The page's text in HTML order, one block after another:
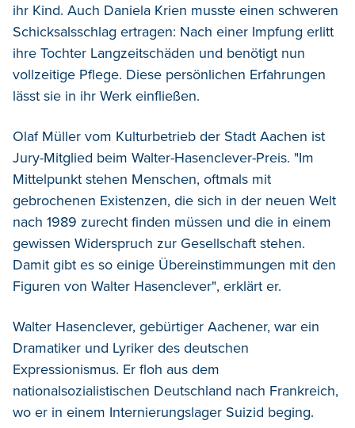
ihr Kind. Auch Daniela Krien musste einen schweren
Schicksalsschlag ertragen: Nach einer Impfung erlitt
ihre Tochter Langzeitschäden und benötigt nun
vollzeitige Pflege. Diese persönlichen Erfahrungen
lässt sie in ihr Werk einfließen.
Olaf Müller vom Kulturbetrieb der Stadt Aachen ist
Jury-Mitglied beim Walter-Hasenclever-Preis. "Im
Mittelpunkt stehen Menschen, oftmals mit
gebrochenen Existenzen, die sich in der neuen Welt
nach 1989 zurecht finden müssen und die in einem
gewissen Widerspruch zur Gesellschaft stehen.
Damit gibt es so einige Übereinstimmungen mit den
Figuren von Walter Hasenclever", erklärt er.
Walter Hasenclever, gebürtiger Aachener, war ein
Dramatiker und Lyriker des deutschen
Expressionismus. Er floh aus dem
nationalsozialistischen Deutschland nach Frankreich,
wo er in einem Internierungslager Suizid beging.